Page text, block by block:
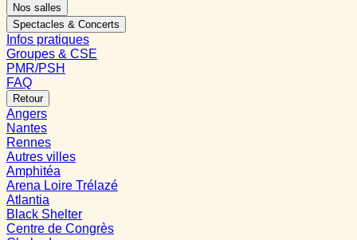
Nos salles
Spectacles & Concerts
Infos pratiques
Groupes & CSE
PMR/PSH
FAQ
Retour
Angers
Nantes
Rennes
Autres villes
Amphitéa
Arena Loire Trélazé
Atlantia
Black Shelter
Centre de Congrès